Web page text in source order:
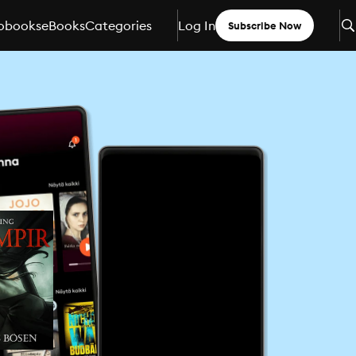
eBooksCategories Log In Subscribe Now